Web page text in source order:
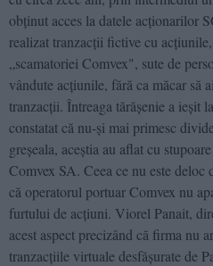
obţinut acces la datele acţionarilor
realizat tranzacţii fictive cu
„scamatoriei Comvex", sute de
vândute acţiunile, fără ca măcar să
tranzacţii. Întreaga tărăşenie a ieşit
constatat că nu-şi mai primesc
greşeala, aceştia au aflat cu
Comvex SA. Ceea ce nu este deloc
că operatorul portuar Comvex nu
furtului de acţiuni. Viorel Panait,
acest aspect precizând că firma nu
tranzacţiile virtuale desfăşurate de